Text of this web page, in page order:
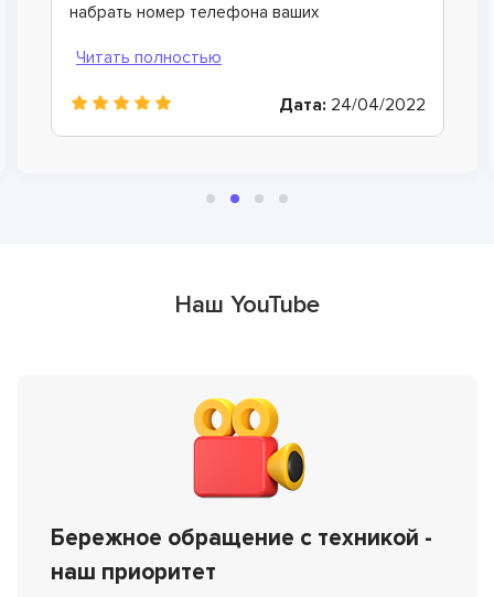
показала, что причина в некачественных
было заменить. Мы одобрили производство
хорошо, огромная им благодарность.
Дата: 16/06/2022
Наш YouTube
Бережное обращение с техникой -
наш приоритет